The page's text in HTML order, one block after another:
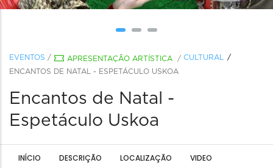
EVENTOS / APRESENTAÇÃO ARTÍSTICA / CULTURAL
ENCANTOS DE NATAL - ESPETÁCULO USKOA
Encantos de Natal -
Espetáculo Uskoa
INÍCIO DESCRIÇÃO LOCALIZAÇÃO VIDEO